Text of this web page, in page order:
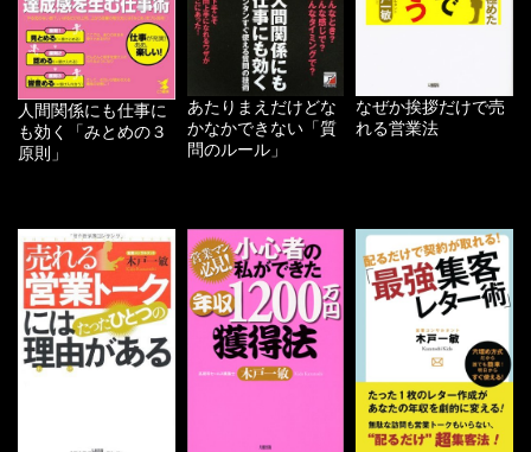
人間関係にも仕事に
も効く「みとめの３
原則」
あたりまえだけどな
かなかできない「質
問のルール」
なぜか挨拶だけで売
れる営業法